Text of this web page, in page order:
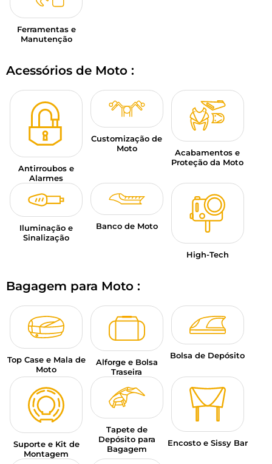
Ferramentas e
Manutenção
Acessórios de Moto :
Antirroubos e
Alarmes
Customização de
Moto
Acabamentos e
Proteção da Moto
Iluminação e
Sinalização
Banco de Moto
High-Tech
Bagagem para Moto :
Top Case e Mala de
Moto
Alforge e Bolsa
Traseira
Bolsa de Depósito
Suporte e Kit de
Montagem
Tapete de
Depósito para
Bagagem
Encosto e Sissy Bar